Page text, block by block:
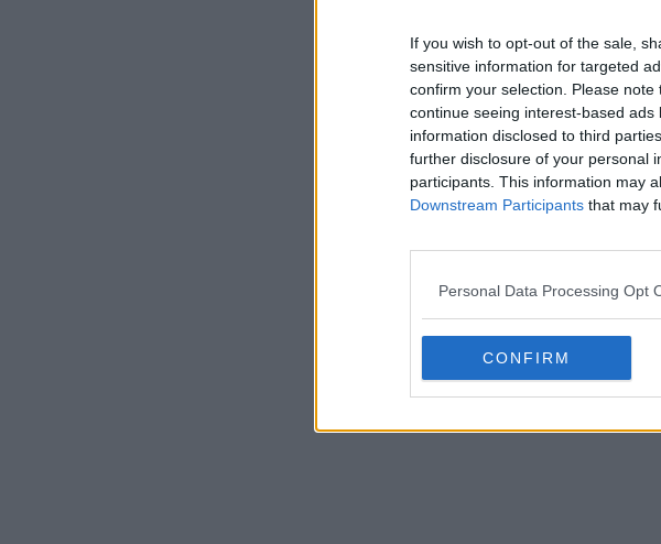
If you wish to opt-out of the sale,
sensitive information for targeted
confirm your selection. Please
continue seeing interest-based
information disclosed to third
further disclosure of your personal
participants. This information may
Downstream Participants that may
Personal Data Processing Opt
CONFIRM